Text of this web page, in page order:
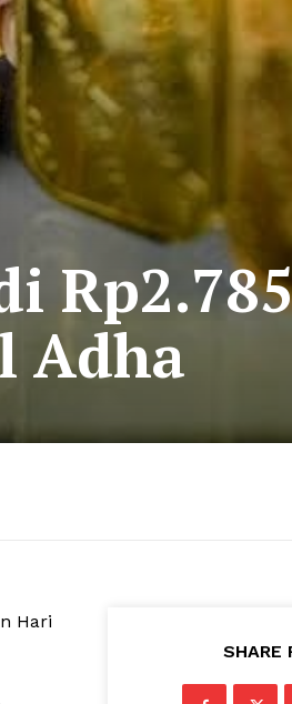
Adha
Hari
SHARE